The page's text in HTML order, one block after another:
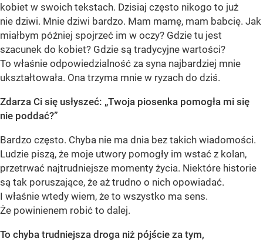
kobiet w swoich tekstach. Dzisiaj często nikogo to już
nie dziwi. Mnie dziwi bardzo. Mam mamę, mam babcię. Jak
miałbym później spojrzeć im w oczy? Gdzie tu jest
szacunek do kobiet? Gdzie są tradycyjne wartości?
To właśnie odpowiedzialność za syna najbardziej mnie
ukształtowała. Ona trzyma mnie w ryzach do dziś.
Zdarza Ci się usłyszeć: „Twoja piosenka pomogła mi się
nie poddać?”
Bardzo często. Chyba nie ma dnia bez takich wiadomości.
Ludzie piszą, że moje utwory pomogły im wstać z kolan,
przetrwać najtrudniejsze momenty życia. Niektóre historie
są tak poruszające, że aż trudno o nich opowiadać.
I właśnie wtedy wiem, że to wszystko ma sens.
Że powinienem robić to dalej.
To chyba trudniejsza droga niż pójście za tym,